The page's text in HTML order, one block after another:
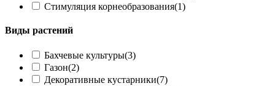
Стимуляция корнеобразования(1)
Виды растений
Бахчевые культуры(3)
Газон(2)
Декоративные кустарники(7)